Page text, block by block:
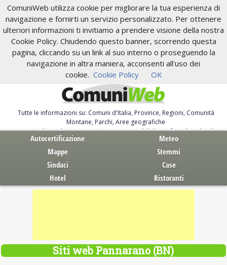
ComuniWeb utilizza cookie per migliorare la tua esperienza di
navigazione e fornirti un servizio personalizzato. Per ottenere
ulteriori informazioni ti invitiamo a prendere visione della nostra
Cookie Policy. Chiudendo questo banner, scorrendo questa
pagina, cliccando su un link al suo interno o proseguendo la
navigazione in altra maniera, acconsenti all'uso dei
cookie. Cookie Policy OK
Tutte le informazioni su: Comuni d'Italia, Province, Regioni, Comunità
Montane, Parchi, Aree geografiche
Servizi al Cittadino. Autocertificazione, moduli, leggi, free download
Autocertificazione
Meteo
Mappe
Stemmi
Sindaci
Case
Hotel
Ristoranti
Siti web Pannarano (BN)